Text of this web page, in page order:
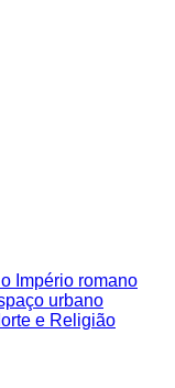
Império romano
urbano
e Religião